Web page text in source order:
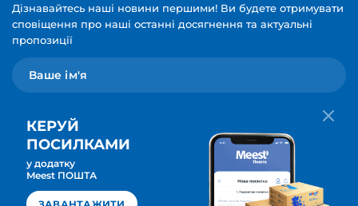
Дізнавайтесь наші новини першими! Ви будете отримувати
сповіщення про наші останні досягнення та актуальні
пропозиції
Мова для вашої розсилки
Українська
ПІДПИСАТИСЯ
КЕРУЙ
ПОСИЛКАМИ
у додатку
Meest ПОШТА